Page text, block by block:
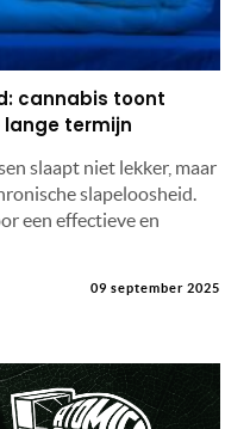
cannabis toont
lange termijn
slaapt niet lekker, maar
slapeloosheid.
een effectieve en
09 september 2025